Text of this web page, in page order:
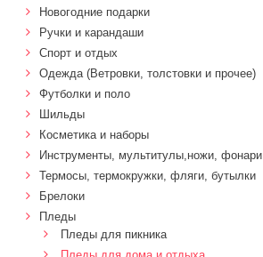
Новогодние подарки
Ручки и карандаши
Спорт и отдых
Одежда (Ветровки, толстовки и прочее)
Футболки и поло
Шильды
Косметика и наборы
Инструменты, мультитулы,ножи, фонари
Термосы, термокружки, фляги, бутылки
Брелоки
Пледы
Пледы для пикника